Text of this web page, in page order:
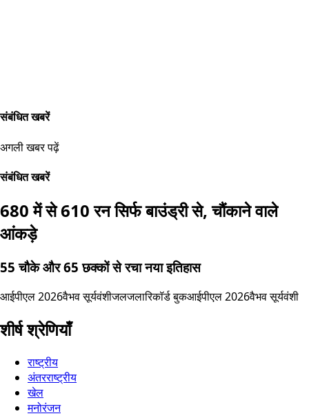
संबंधित खबरें
अगली खबर पढ़ें
संबंधित खबरें
680 में से 610 रन सिर्फ बाउंड्री से, चौंकाने वाले
आंकड़े
55 चौके और 65 छक्कों से रचा नया इतिहास
आईपीएल 2026वैभव सूर्यवंशीजलजलारिकॉर्ड बुकआईपीएल 2026वैभव सूर्यवंशी
शीर्ष श्रेणियाँ
राष्ट्रीय
अंतरराष्ट्रीय
खेल
मनोरंजन